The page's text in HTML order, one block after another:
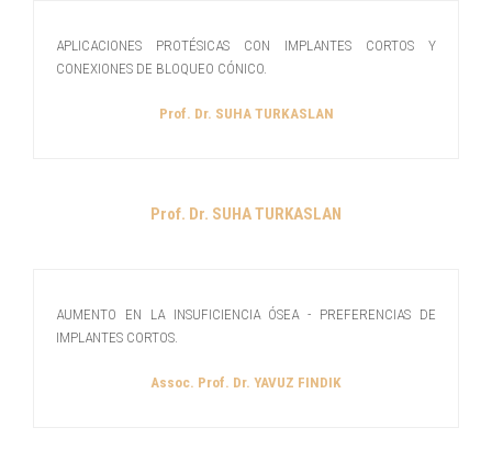
APLICACIONES PROTÉSICAS CON IMPLANTES CORTOS Y
CONEXIONES DE BLOQUEO CÓNICO.
Prof. Dr. SUHA TURKASLAN
Prof. Dr. SUHA TURKASLAN
AUMENTO EN LA INSUFICIENCIA ÓSEA - PREFERENCIAS DE
IMPLANTES CORTOS.
Assoc. Prof. Dr. YAVUZ FINDIK